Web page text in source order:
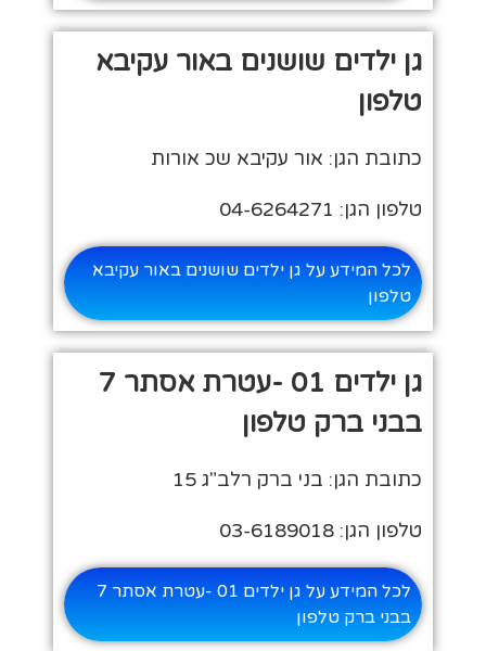
גן ילדים שושנים באור עקיבא
טלפון
כתובת הגן: אור עקיבא שכ אורות
טלפון הגן: 04-6264271
לכל המידע על גן ילדים שושנים באור עקיבא
טלפון
גן ילדים 01 -עטרת אסתר 7
בבני ברק טלפון
כתובת הגן: בני ברק רלב"ג 15
טלפון הגן: 03-6189018
לכל המידע על גן ילדים 01 -עטרת אסתר 7
בבני ברק טלפון